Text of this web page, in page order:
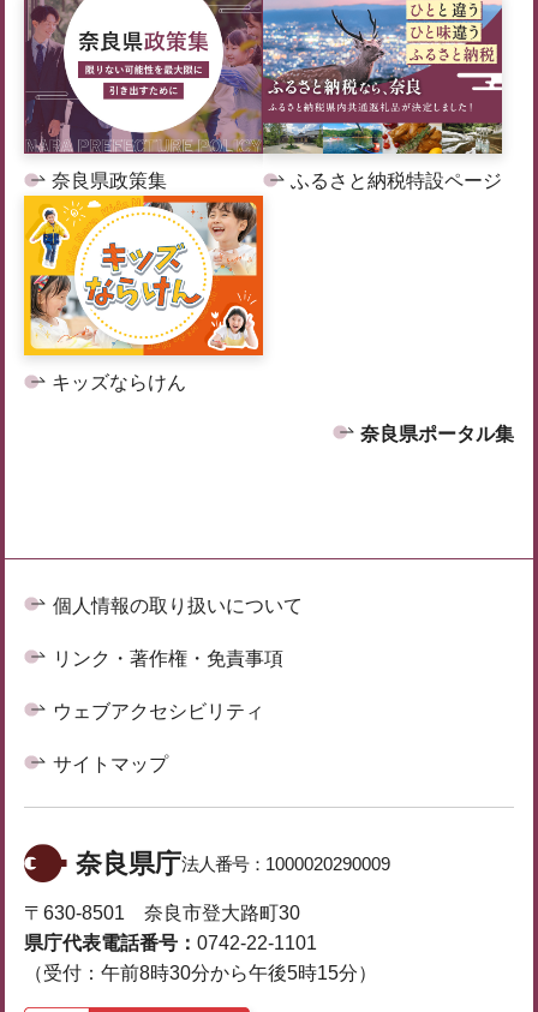
奈良県政策集 ふるさと納税特設ページ
キッズならけん
奈良県ポータル集
個人情報の取り扱いについて
リンク・著作権・免責事項
ウェブアクセシビリティ
サイトマップ
奈良県庁法人番号： 1000020290009
〒630-8501 奈良市登大路町30
県庁代表電話番号： 0742-22-1101
（受付：午前8時30分から午後5時15分）